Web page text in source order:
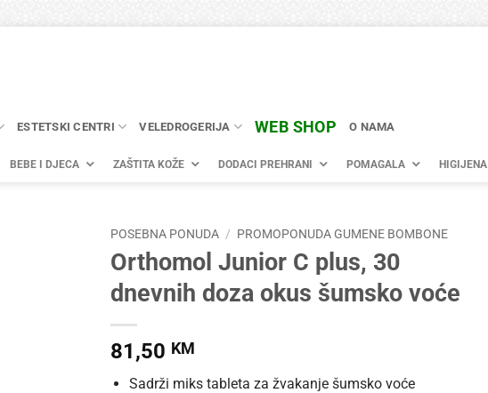
ESTETSKI CENTRI VELEDROGERIJA WEB SHOP O NAMA
BEBE I DJECA ZAŠTITA KOŽE DODACI PREHRANI POMAGALA HIGIJENA
POSEBNA PONUDA / PROMOPONUDA GUMENE BOMBONE
Orthomol Junior C plus, 30
dnevnih doza okus šumsko voće
81,50 KM
Sadrži miks tableta za žvakanje šumsko voće